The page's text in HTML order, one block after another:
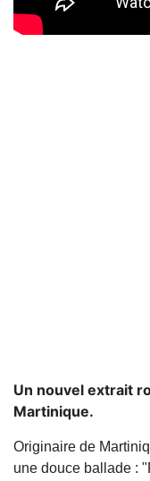
Un nouvel extrait
Martinique.
Originaire de
une douce ballade :